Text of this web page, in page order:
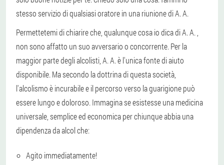
stesso servizio di qualsiasi oratore in una riunione di A. A.
Permettetemi di chiarire che, qualunque cosa io dica di A. A. ,
non sono affatto un suo avversario o concorrente. Per la
maggior parte degli alcolisti, A. A. è l'unica fonte di aiuto
disponibile. Ma secondo la dottrina di questa società,
l'alcolismo è incurabile e il percorso verso la guarigione può
essere lungo e doloroso. Immagina se esistesse una medicina
universale, semplice ed economica per chiunque abbia una
dipendenza da alcol che:
Agito immediatamente!